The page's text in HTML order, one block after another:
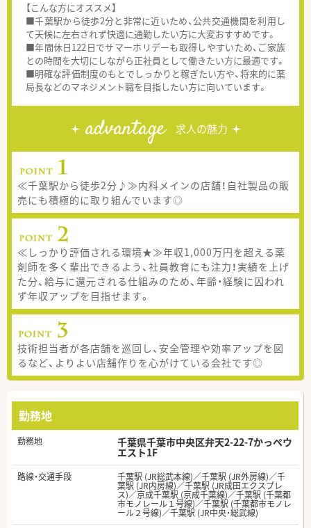
【こんな方にオススメ】
■千葉駅から徒歩2分と非常に近いため、公共交通機関を利用し
て天候に左右されず快適に通勤したい方に大変おすすめです。
■年間休日122日でサマーホリデーも取得しやすいため、ご家族
との時間を大切にしながら正社員として働きたい方に最適です。
■明確な評価制度のもとでしっかりと稼ぎたい方や、将来的に薬
局長などのマネジメント職を目指したい方に向いています。
advantage 求人の魅力
≪千葉駅から徒歩2分♪≫内科メインの店舗！自社製品の販
売にも積極的に取り組んでいます◎
≪しっかり評価される環境★≫年収1,000万円を超える薬
剤師を多く輩出できるよう、社員教育にも注力！実績を上げ
た分、給与に還元される仕組みのため、年齢・経験に囚われ
ず年収アップを目指せます。
技術担当者が各店舗を巡回し、安全管理や効率アップを図
るなど、よりよい店舗作りを心がけている会社です◎
勤務地
勤務地 千葉県千葉市中央区弁天2-22-7かっぺウ
エスト1F
路線・交通手段 千葉駅 (JR総武本線)／千葉駅 (JR外房線)／千
葉駅 (JR内房線)／千葉駅 (JR成田エクスプレ
ス)／京成千葉駅 (京成千葉線)／千葉駅 (千葉都
市モノレール１号線)／千葉駅 (千葉都市モノレ
ール２号線)／千葉駅 (JR中央・総武線)